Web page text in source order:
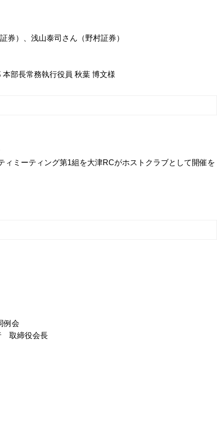
券）、浅山泰司さん（野村証券）
部長常務執行役員 秋葉 博文様
ミーティング第1組を大津RCがホストクラブとして開催を
例会
取締役会長